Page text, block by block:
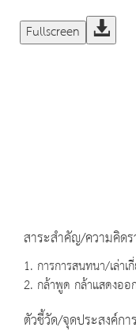
Fullscreen
สาระสำคัญ/ความคิด
1. การการสนทนา/เล่า
2. กล้าพูด กล้าแสดงออ
ตัวชี้วัด/จุดประสงค์กา